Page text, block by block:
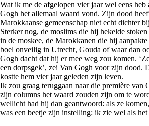
Wat ik me de afgelopen vier jaar wel eens heb
Gogh het allemaal waard vond. Zijn dood
Marokkaanse gemeenschap niet echt dichter
Sterker nog, de moslims die hij hekelde
in de moskee, de Marokkanen die hij aanpakte
boel onveilig in Utrecht, Gouda of waar dan
Gogh dacht dat hij er mee weg zou komen.
een dorpsgek’, zei Van Gogh voor zijn dood.
kostte hem vier jaar geleden zijn leven.
Ik zou graag teruggaan naar die première van
zijn columns het waard zouden zijn om te
wellicht had hij dan geantwoord: als ze
was een beetje zijn instelling: ik zie wel als het